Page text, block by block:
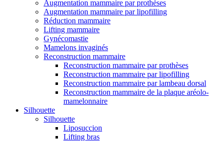
Augmentation mammaire par prothèses
Augmentation mammaire par lipofilling
Réduction mammaire
Lifting mammaire
Gynécomastie
Mamelons invaginés
Reconstruction mammaire
Reconstruction mammaire par prothèses
Reconstruction mammaire par lipofilling
Reconstruction mammaire par lambeau dorsal
Reconstruction mammaire de la plaque aréolo-
mamelonnaire
Silhouette
Silhouette
Liposuccion
Lifting bras